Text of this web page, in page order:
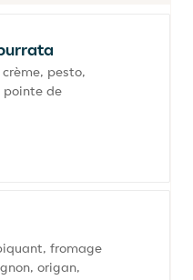
pesto,
de
fromage
origan,